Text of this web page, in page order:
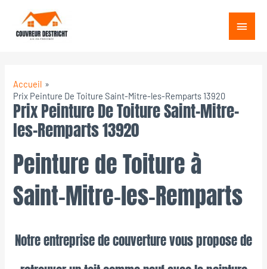
contenu
Menu
Accueil
Prix Peinture De Toiture Saint-Mitre-les-Remparts 13920
Prix Peinture De Toiture Saint-Mitre-
les-Remparts 13920
Peinture de Toiture à
Saint-Mitre-les-Remparts
Notre entreprise de couverture vous propose de